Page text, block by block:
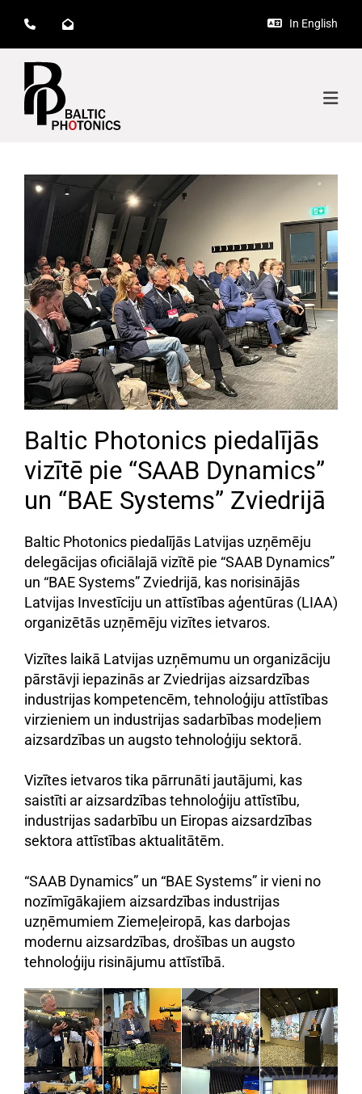
   In English
Baltic Photonics piedalījās
vizītē pie “SAAB Dynamics”
un “BAE Systems” Zviedrijā
Baltic Photonics piedalījās Latvijas uzņēmēju
delegācijas oficiālajā vizītē pie “SAAB Dynamics”
un “BAE Systems” Zviedrijā, kas norisinājās
Latvijas Investīciju un attīstības aģentūras (LIAA)
organizētās uzņēmēju vizītes ietvaros.
Vizītes laikā Latvijas uzņēmumu un organizāciju
pārstāvji iepazinās ar Zviedrijas aizsardzības
industrijas kompetencēm, tehnoloģiju attīstības
virzieniem un industrijas sadarbības modeļiem
aizsardzības un augsto tehnoloģiju sektorā.
Vizītes ietvaros tika pārrunāti jautājumi, kas
saistīti ar aizsardzības tehnoloģiju attīstību,
industrijas sadarbību un Eiropas aizsardzības
sektora attīstības aktualitātēm.
“SAAB Dynamics” un “BAE Systems” ir vieni no
nozīmīgākajiem aizsardzības industrijas
uzņēmumiem Ziemeļeiropā, kas darbojas
modernu aizsardzības, drošības un augsto
tehnoloģiju risinājumu attīstībā.